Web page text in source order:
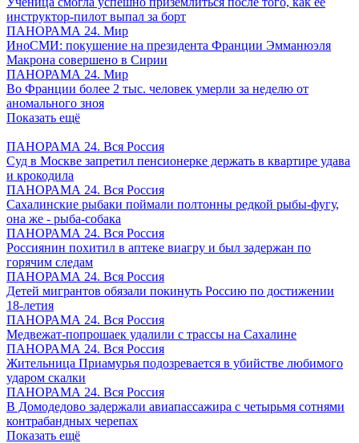
инструктор-пилот выпал за борт
ПАНОРАМА 24. Мир
ИноСМИ: покушение на президента Франции Эмманюэля
Макрона совершено в Сирии
ПАНОРАМА 24. Мир
Во Франции более 2 тыс. человек умерли за неделю от
аномального зноя
Показать ещё
ПАНОРАМА 24. Вся Россия
Суд в Москве запретил пенсионерке держать в квартире удава
и крокодила
ПАНОРАМА 24. Вся Россия
Сахалинские рыбаки поймали полтонны редкой рыбы-фугу,
она же - рыба-собака
ПАНОРАМА 24. Вся Россия
Россиянин похитил в аптеке виагру и был задержан по
горячим следам
ПАНОРАМА 24. Вся Россия
Детей мигрантов обязали покинуть Россию по достижении
18-летия
ПАНОРАМА 24. Вся Россия
Медвежат-попрошаек удалили с трассы на Сахалине
ПАНОРАМА 24. Вся Россия
Жительница Приамурья подозревается в убийстве любимого
ударом скалки
ПАНОРАМА 24. Вся Россия
В Домодедово задержали авиапассажира с четырьмя сотнями
контрабандных черепах
Показать ещё